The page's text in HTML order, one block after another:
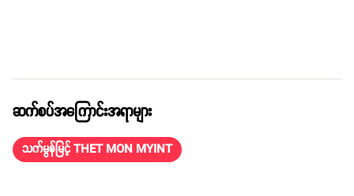
ဆက်စပ်အကြောင်းအရာများ
သက်မွန်မြင့် THET MON MYINT